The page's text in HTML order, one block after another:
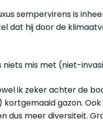
sempervirens is
dat hij door de
is niets mis met (niet-
ik zeker achter de
kortgemaaid gazon.
dus meer diversiteit.